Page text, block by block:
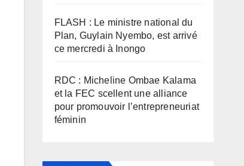
FLASH : Le ministre national du
Plan, Guylain Nyembo, est arrivé
ce mercredi à Inongo
RDC : Micheline Ombae Kalama
et la FEC scellent une alliance
pour promouvoir l’entrepreneuriat
féminin